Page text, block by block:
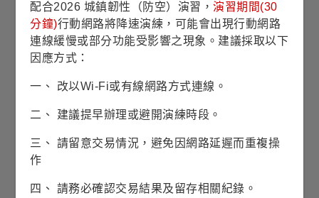
僅供法人機構申購 銷售機構查詢
投資產業(%)(2026/06/30)
20.23%
20.23%
30
35
配合2026 城鎮韌性（防空）演習，演習期間(30
分鐘)行動網路將降速演練，可能會出現行動網路
連線緩慢或部分功能受影響之現象。建議採取以下
因應方式：
一、 改以Wi-Fi或有線網路方式連線。
二、 建議提早辦理或避開演練時段。
三、 請留意交易情況，避免因網路延遲而重複操
作
四、 請務必確認交易結果及留存相關紀錄。